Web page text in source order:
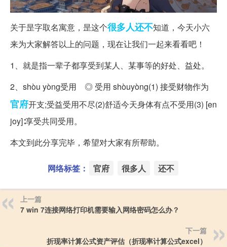
关于昰字取名寓意，昰这个很多人还不知道，今天小六
来为大家解答以上的问题，现在让我们一起来看看吧！
1、就是指一辈子都享受到某人、某事等的好处、益处。
2、shòu yòng受用 ◎ 受用 shòuyòng(1) 接受财物作为
官府开支;受益受用不尽(2)舒适今天身体有点不受用(3) [en
joy]∶享受共同受用。
本文到此分享完毕，希望对大家有所帮助。
网络标签： 官府 很多人 还不
上一篇
7 win 7连接网络打印机需要输入网络密码怎么办？
下一篇
折现率计算公式资产评估（折现率计算公式excel）